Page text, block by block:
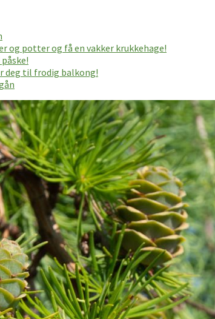
og potter og få en vakker krukkehage!
deg til frodig balkong!